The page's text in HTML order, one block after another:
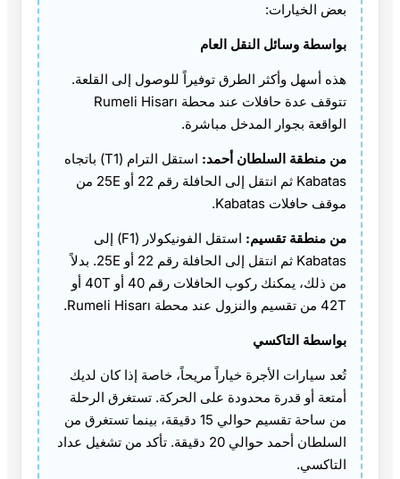
بعض الخيارات:
بواسطة وسائل النقل العام
هذه أسهل وأكثر الطرق توفيراً للوصول إلى القلعة.
تتوقف عدة حافلات عند محطة Rumeli Hisarı
الواقعة بجوار المدخل مباشرة.
من منطقة السلطان أحمد:
استقل الترام (T1) باتجاه
Kabatas ثم انتقل إلى الحافلة رقم 22 أو 25E من
موقف حافلات Kabatas.
من منطقة تقسيم:
استقل الفونيكولار (F1) إلى
Kabatas ثم انتقل إلى الحافلة رقم 22 أو 25E. بدلاً
من ذلك، يمكنك ركوب الحافلات رقم 40 أو 40T أو
42T من تقسيم والنزول عند محطة Rumeli Hisarı.
بواسطة التاكسي
تُعد سيارات الأجرة خياراً مريحاً، خاصة إذا كان لديك
أمتعة أو قدرة محدودة على الحركة. تستغرق الرحلة
من ساحة تقسيم حوالي 15 دقيقة، بينما تستغرق من
السلطان أحمد حوالي 20 دقيقة. تأكد من تشغيل عداد
التاكسي.